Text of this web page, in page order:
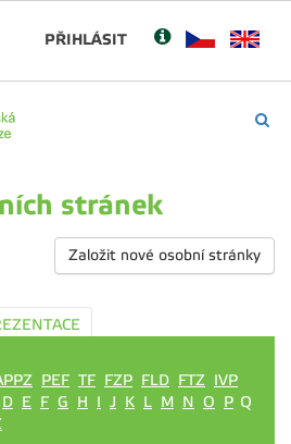
PŘIHLÁSIT
stránek
Založit nové osobní stránky
PEF TF FZP FLD FTZ IVP
D E F G H I J K L M N O P Q